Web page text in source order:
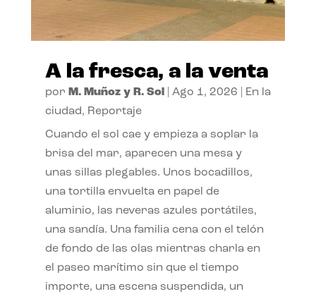
A la fresca, a la venta
por M. Muñoz y R. Sol| Ago 1, 2026
En la
ciudad, Reportaje
Cuando el sol cae y empieza a soplar la
brisa del mar, aparecen una mesa y
unas sillas plegables. Unos bocadillos,
una tortilla envuelta en papel de
aluminio, las neveras azules portátiles,
una sandía. Una familia cena con el telón
de fondo de las olas mientras charla en
el paseo marítimo sin que el tiempo
importe, una escena suspendida, un